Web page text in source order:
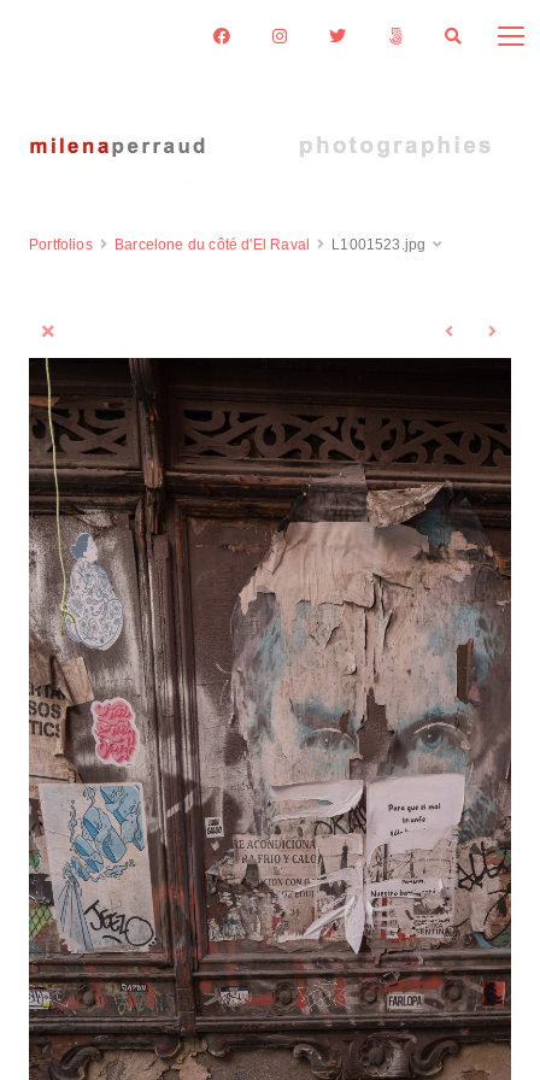
Portfolios Barcelone du côté d'El Raval L1001523.jpg